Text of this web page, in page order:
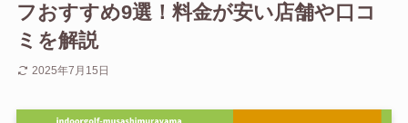
フおすすめ9選！料金が安い店舗や口コ
ミを解説
2025年7月15日